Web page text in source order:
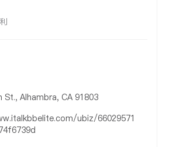
St., Alhambra, CA 91803
ubiz/66029571